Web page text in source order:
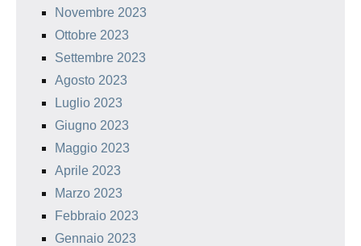
Novembre 2023
Ottobre 2023
Settembre 2023
Agosto 2023
Luglio 2023
Giugno 2023
Maggio 2023
Aprile 2023
Marzo 2023
Febbraio 2023
Gennaio 2023